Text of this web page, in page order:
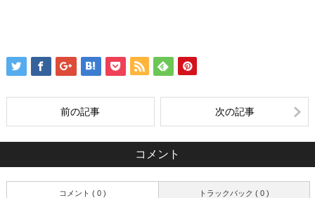
前の記事 次の記事
コメント
トラックバック ( 0 )
コメント ( 0 )